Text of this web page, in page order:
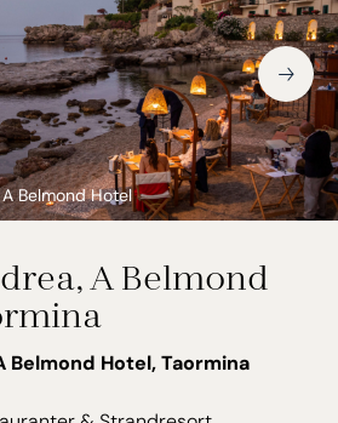
A Belmond Hotel
A Belmond
Belmond Hotel, Taormina